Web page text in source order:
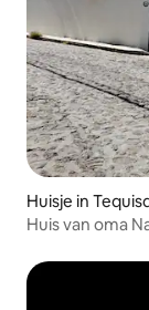
Huisje in
Huis van oma